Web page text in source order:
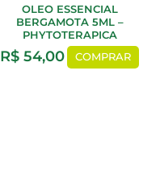
OLEO ESSENCIAL
BERGAMOTA 5ML –
PHYTOTERAPICA
R$ 54,00 COMPRAR